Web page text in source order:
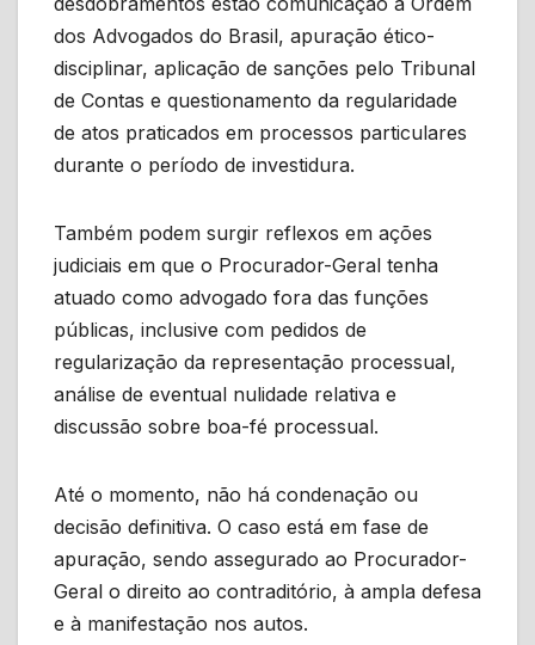
dos Advogados do Brasil, apuração ético-
disciplinar, aplicação de sanções pelo Tribunal
de Contas e questionamento da regularidade
de atos praticados em processos particulares
durante o período de investidura.
Também podem surgir reflexos em ações
judiciais em que o Procurador-Geral tenha
atuado como advogado fora das funções
públicas, inclusive com pedidos de
regularização da representação processual,
análise de eventual nulidade relativa e
discussão sobre boa-fé processual.
Até o momento, não há condenação ou
decisão definitiva. O caso está em fase de
apuração, sendo assegurado ao Procurador-
Geral o direito ao contraditório, à ampla defesa
e à manifestação nos autos.